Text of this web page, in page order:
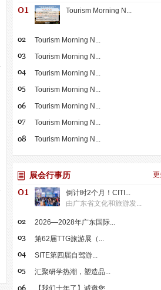
Tourism Morning N...
Tourism Morning N...
Tourism Morning N...
Tourism Morning N...
Tourism Morning N...
Tourism Morning N...
Tourism Morning N...
Tourism Morning N...
展会行事历
倒计时2个月！CITI...
由广东省文化和旅游发...
2026—2028年广东国际...
第62届TTG旅游展（...
SITE第四届自驾游...
汇聚研学热潮，塑造品...
【我们十年了】诚邀您...